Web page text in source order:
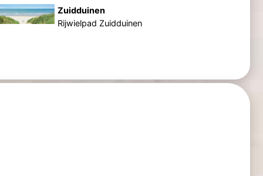
Zuidduinen
Rijwielpad Zuidduinen